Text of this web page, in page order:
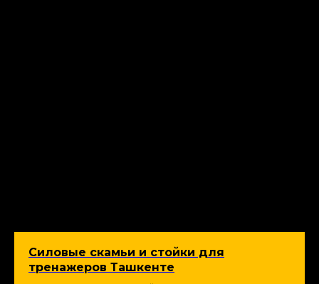
Силовые скамьи и стойки для
тренажеров Ташкенте